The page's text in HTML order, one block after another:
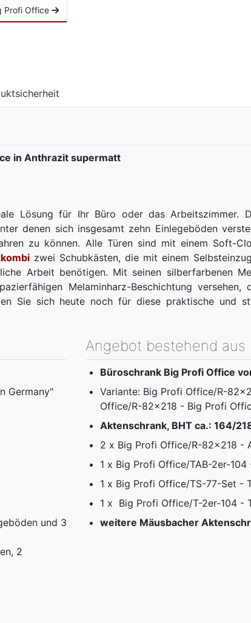
Profi Office
in Anthrazit supermatt
Lösung für Ihr Büro oder das Arbeitszimmer.
denen sich insgesamt zehn Einlegeböden
zu können. Alle Türen sind mit einem Soft-
zwei Schubkästen, die mit einem
Arbeit benötigen. Mit seinen silberfarbenen
Melaminharz-Beschichtung
Sie sich heute noch für diese praktische und
Germany"
und 3
2
Angebot bestehend aus
Büroschrank Big Profi Office
Variante: Big Profi Office/R-
Office/R-82x218 - Big Profi
Aktenschrank, BHT ca.: 164/
2 x Big Profi Office/R-82x218 -
1 x Big Profi Office/TAB-2er-
1 x Big Profi Office/TS-77-Set -
1 x Big Profi Office/T-2er-104 -
weitere Mäusbacher